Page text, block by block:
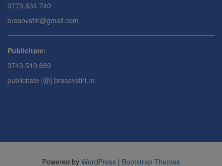
0773.834.740
brasovstiri@gmail.com
Publicitate:
0743.519.669
publicitate [@] brasovstiri.ro
Powered by WordPress | Bootstrap Themes